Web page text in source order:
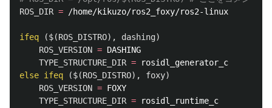
ROS_DIR = /home/kikuzo/ros2_foxy/ros2-linux
ifeq
($(ROS_DISTRO), dashing)
ROS_VERSION = DASHING
TYPE_STRUCTURE_DIR =
else ifeq
($(ROS_DISTRO), foxy)
ROS_VERSION = FOXY
TYPE_STRUCTURE_DIR =